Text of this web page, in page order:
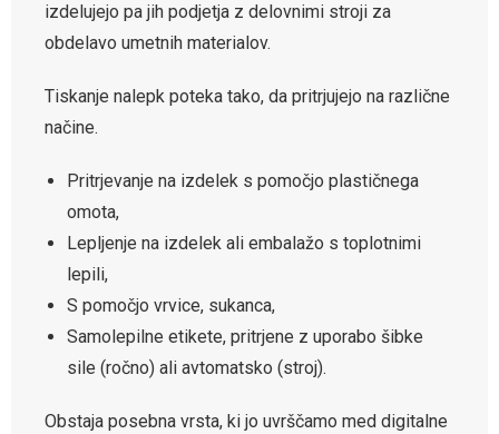
izdelujejo pa jih podjetja z delovnimi stroji za
obdelavo umetnih materialov.
Tiskanje nalepk poteka tako, da pritrjujejo na različne
načine.
Pritrjevanje na izdelek s pomočjo plastičnega
omota,
Lepljenje na izdelek ali embalažo s toplotnimi
lepili,
S pomočjo vrvice, sukanca,
Samolepilne etikete, pritrjene z uporabo šibke
sile (ročno) ali avtomatsko (stroj).
Obstaja posebna vrsta, ki jo uvrščamo med digitalne